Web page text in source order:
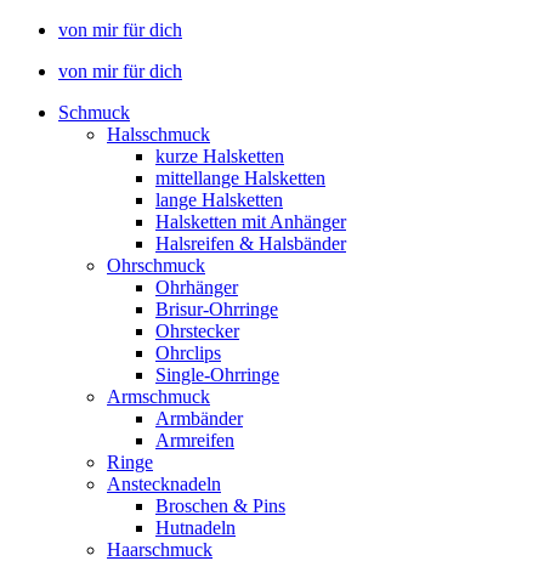
von mir für dich
von mir für dich
Schmuck
Halsschmuck
kurze Halsketten
mittellange Halsketten
lange Halsketten
Halsketten mit Anhänger
Halsreifen & Halsbänder
Ohrschmuck
Ohrhänger
Brisur-Ohrringe
Ohrstecker
Ohrclips
Single-Ohrringe
Armschmuck
Armbänder
Armreifen
Ringe
Anstecknadeln
Broschen & Pins
Hutnadeln
Haarschmuck